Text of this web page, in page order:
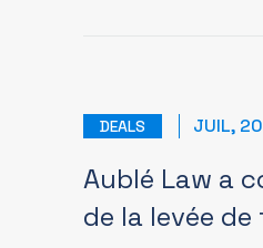
DEALS JUIL,
Aublé Law a
de la levée de